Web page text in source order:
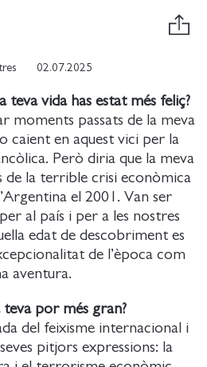
02.07.2025
teva vida has estat més feliç?
moments passats de la meva
caient en aquest vici per la
Però diria que la meva
de la terrible crisi econòmica
el 2001. Van ser
al país i per a les nostres
edat de descobriment es
de l’època com
aventura.
teva por més gran?
del feixisme internacional i
pitjors expressions: la